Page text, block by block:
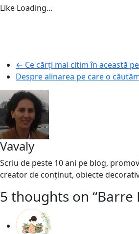
Like Loading...
← Ce cărți mai citim în această
Despre alinarea pe care o
Vavaly
Scriu de peste 10 ani pe blog,
creator de conținut, obiecte
5 thoughts on “Barre